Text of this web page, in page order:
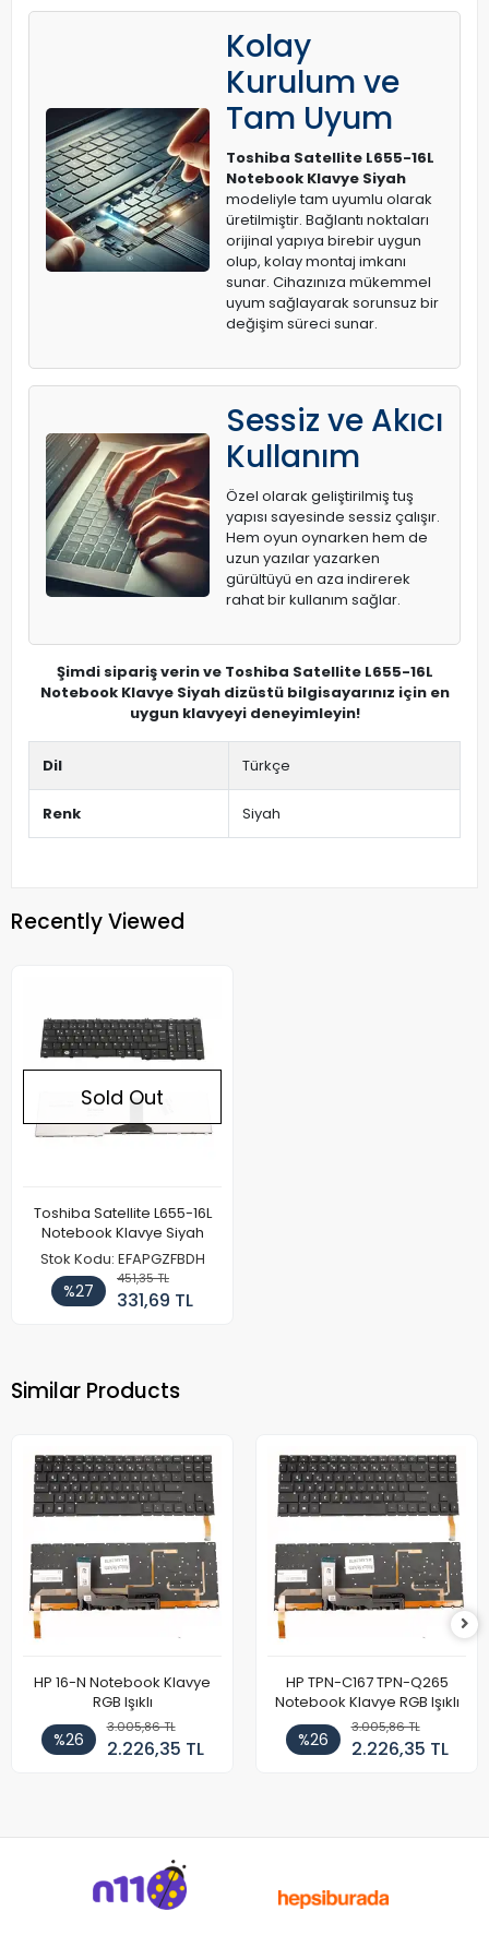
Kolay
Kurulum ve
Tam Uyum
Toshiba Satellite L655-16L
Notebook Klavye Siyah
modeliyle tam uyumlu olarak
üretilmiştir. Bağlantı noktaları
orijinal yapıya birebir uygun
olup, kolay montaj imkanı
sunar. Cihazınıza mükemmel
uyum sağlayarak sorunsuz bir
değişim süreci sunar.
Sessiz ve Akıcı
Kullanım
Özel olarak geliştirilmiş tuş
yapısı sayesinde sessiz çalışır.
Hem oyun oynarken hem de
uzun yazılar yazarken
gürültüyü en aza indirerek
rahat bir kullanım sağlar.
Şimdi sipariş verin ve Toshiba Satellite L655-16L
Notebook Klavye Siyah dizüstü bilgisayarınız için en
uygun klavyeyi deneyimleyin!
Dil Türkçe
Renk Siyah
Recently Viewed
Sold Out
Toshiba Satellite L655-16L
Notebook Klavye Siyah
Stok Kodu: EFAPGZFBDH
%27
451,35 TL
331,69 TL
Similar Products
HP 16-N Notebook Klavye
RGB Işıklı
%26
3.005,86 TL
2.226,35 TL
HP TPN-C167 TPN-Q265
Notebook Klavye RGB Işıklı
%26
3.005,86 TL
2.226,35 TL